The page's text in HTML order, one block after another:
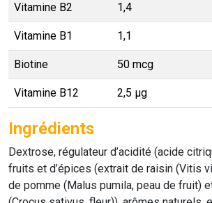
Vitamine B2 1,4
Vitamine B1 1,1
Biotine 50 mcg
Vitamine B12 2,5 µg
Ingrédients
Dextrose, régulateur d’acidité (acide
fruits et d’épices (extrait de raisin (Vitis
de pomme (Malus pumila, peau de fruit)